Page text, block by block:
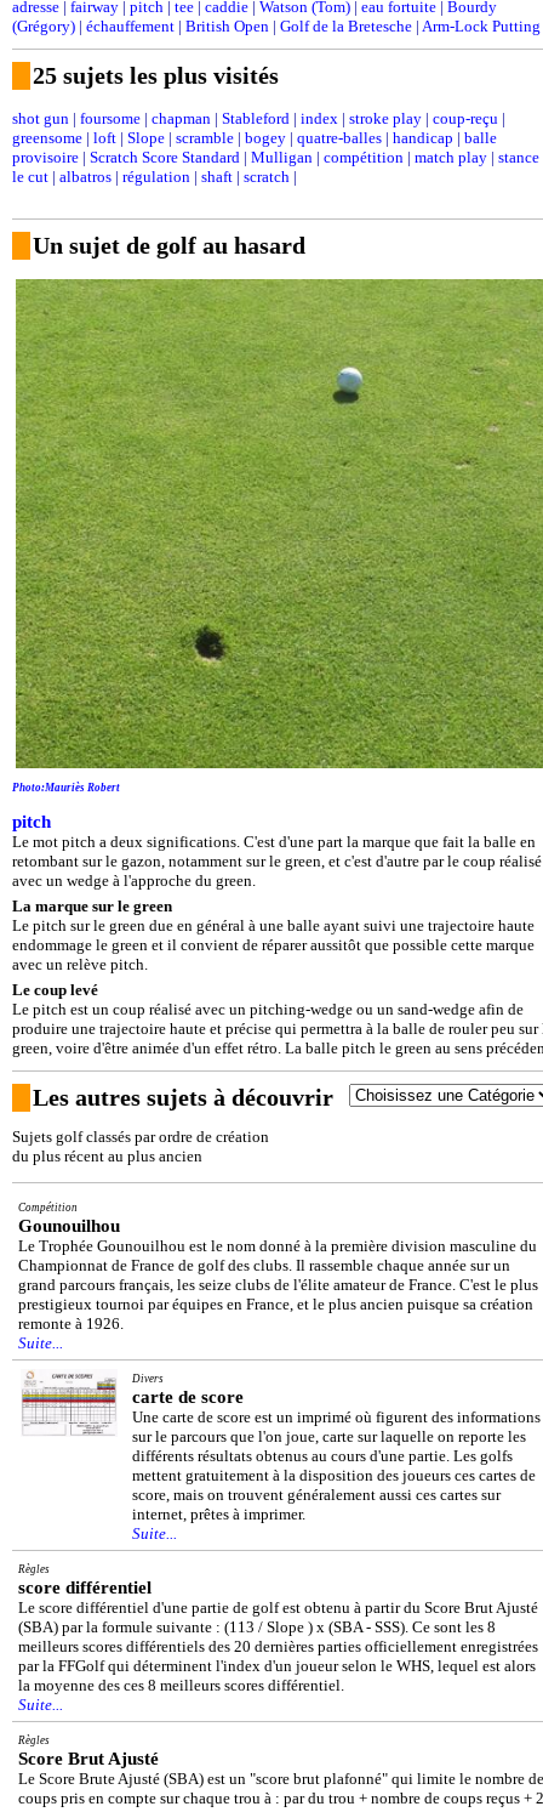
adresse | fairway | pitch | tee | caddie | Watson (Tom) | eau fortuite | Bourdy
(Grégory) | échauffement | British Open | Golf de la Bretesche | Arm-Lock Putting
25 sujets les plus visités
shot gun | foursome | chapman | Stableford | index | stroke play | coup-reçu |
greensome | loft | Slope | scramble | bogey | quatre-balles | handicap | balle
provisoire | Scratch Score Standard | Mulligan | compétition | match play | stance
le cut | albatros | régulation | shaft | scratch |
Un sujet de golf au hasard
Photo:Mauriès Robert
pitch
Le mot pitch a deux significations. C'est d'une part la marque que fait la balle en
retombant sur le gazon, notamment sur le green, et c'est d'autre par le coup réalisé
avec un wedge à l'approche du green.
La marque sur le green
Le pitch sur le green due en général à une balle ayant suivi une trajectoire haute
endommage le green et il convient de réparer aussitôt que possible cette marque
avec un relève pitch.
Le coup levé
Le pitch est un coup réalisé avec un pitching-wedge ou un sand-wedge afin de
produire une trajectoire haute et précise qui permettra à la balle de rouler peu sur
green, voire d'être animée d'un effet rétro. La balle pitch le green au sens
Les autres sujets à découvrir
Sujets golf classés par ordre de création
du plus récent au plus ancien
Compétition
Gounouilhou
Le Trophée Gounouilhou est le nom donné à la première division masculine du
Championnat de France de golf des clubs. Il rassemble chaque année sur un
grand parcours français, les seize clubs de l'élite amateur de France. C'est le plus
prestigieux tournoi par équipes en France, et le plus ancien puisque sa création
remonte à 1926.
Suite...
Divers
carte de score
Une carte de score est un imprimé où figurent des informations
sur le parcours que l'on joue, carte sur laquelle on reporte les
différents résultats obtenus au cours d'une partie. Les golfs
mettent gratuitement à la disposition des joueurs ces cartes de
score, mais on trouvent généralement aussi ces cartes sur
internet, prêtes à imprimer.
Suite...
Règles
score différentiel
Le score différentiel d'une partie de golf est obtenu à partir du Score Brut Ajusté
(SBA) par la formule suivante : (113 / Slope ) x (SBA - SSS). Ce sont les 8
meilleurs scores différentiels des 20 dernières parties officiellement enregistrées
par la FFGolf qui déterminent l'index d'un joueur selon le WHS, lequel est alors
la moyenne des ces 8 meilleurs scores différentiel.
Suite...
Règles
Score Brut Ajusté
Le Score Brute Ajusté (SBA) est un "score brut plafonné" qui limite le nombre de
coups pris en compte sur chaque trou à : par du trou + nombre de coups reçus + 2